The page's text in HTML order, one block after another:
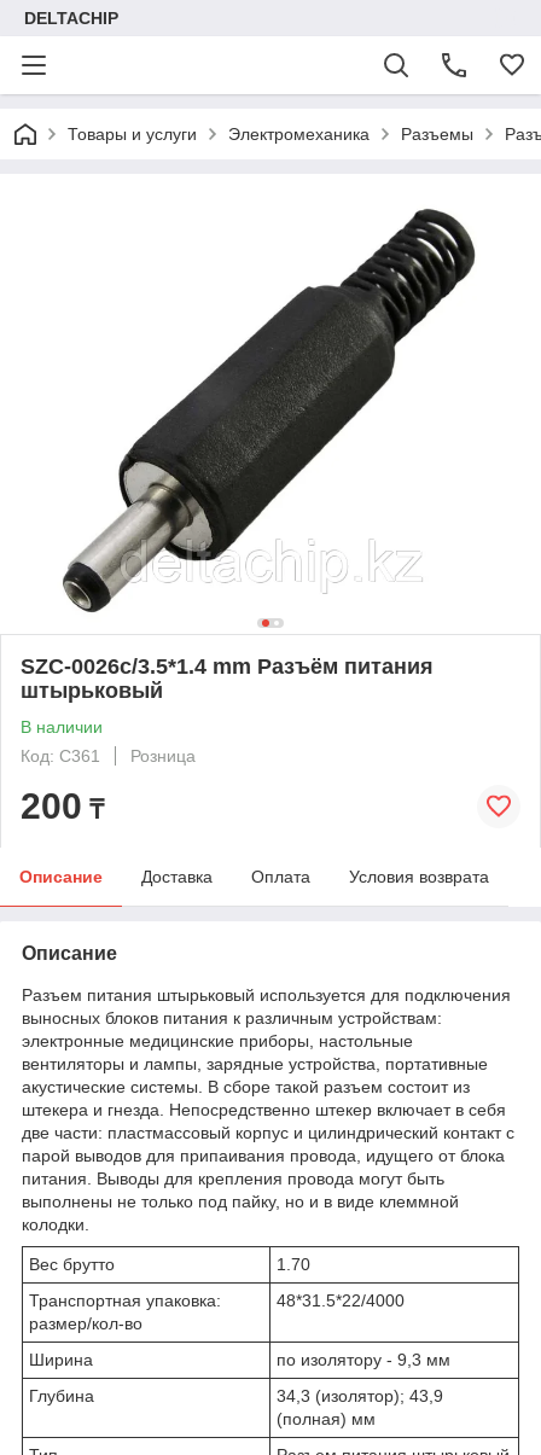
DELTACHIP
Товары и услуги Электромеханика Разъемы
SZC-0026с/3.5*1.4 mm Разъём питания
штырьковый
В наличии
Код: C361
Розница
200 ₸
Описание Доставка Оплата Условия возврата
Описание
Разъем питания штырьковый используется для подключения
выносных блоков питания к различным устройствам:
электронные медицинские приборы, настольные
вентиляторы и лампы, зарядные устройства, портативные
акустические системы. В сборе такой разъем состоит из
штекера и гнезда. Непосредственно штекер включает в себя
две части: пластмассовый корпус и цилиндрический контакт с
парой выводов для припаивания провода, идущего от блока
питания. Выводы для крепления провода могут быть
выполнены не только под пайку, но и в виде клеммной
колодки.
Вес брутто
1.70
Транспортная упаковка:
размер/кол-во
48*31.5*22/4000
Ширина
по изолятору - 9,3 мм
Глубина
34,3 (изолятор); 43,9
(полная) мм